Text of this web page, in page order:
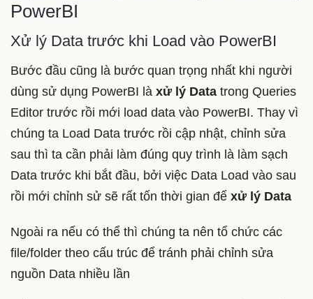
PowerBI
Xử lý Data trước khi Load vào PowerBI
Bước đầu cũng là bước quan trọng nhất khi người
dùng sử dụng PowerBI là xử lý Data trong Queries
Editor trước rồi mới load data vào PowerBI. Thay vì
chúng ta Load Data trước rồi cập nhật, chỉnh sửa
sau thì ta cần phải làm đúng quy trình là làm sạch
Data trước khi bắt đầu, bởi việc Data Load vào sau
rồi mới chỉnh sử sẽ rất tốn thời gian để xử lý Data
Ngoài ra nếu có thể thì chúng ta nên tổ chức các
file/folder theo cấu trúc để tránh phải chỉnh sửa
nguồn Data nhiều lần